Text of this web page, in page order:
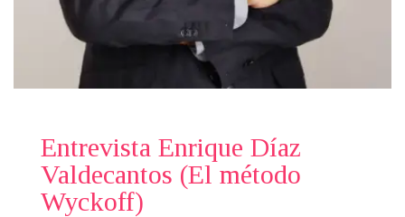
Entrevista Enrique Díaz
Valdecantos (El método
Wyckoff)